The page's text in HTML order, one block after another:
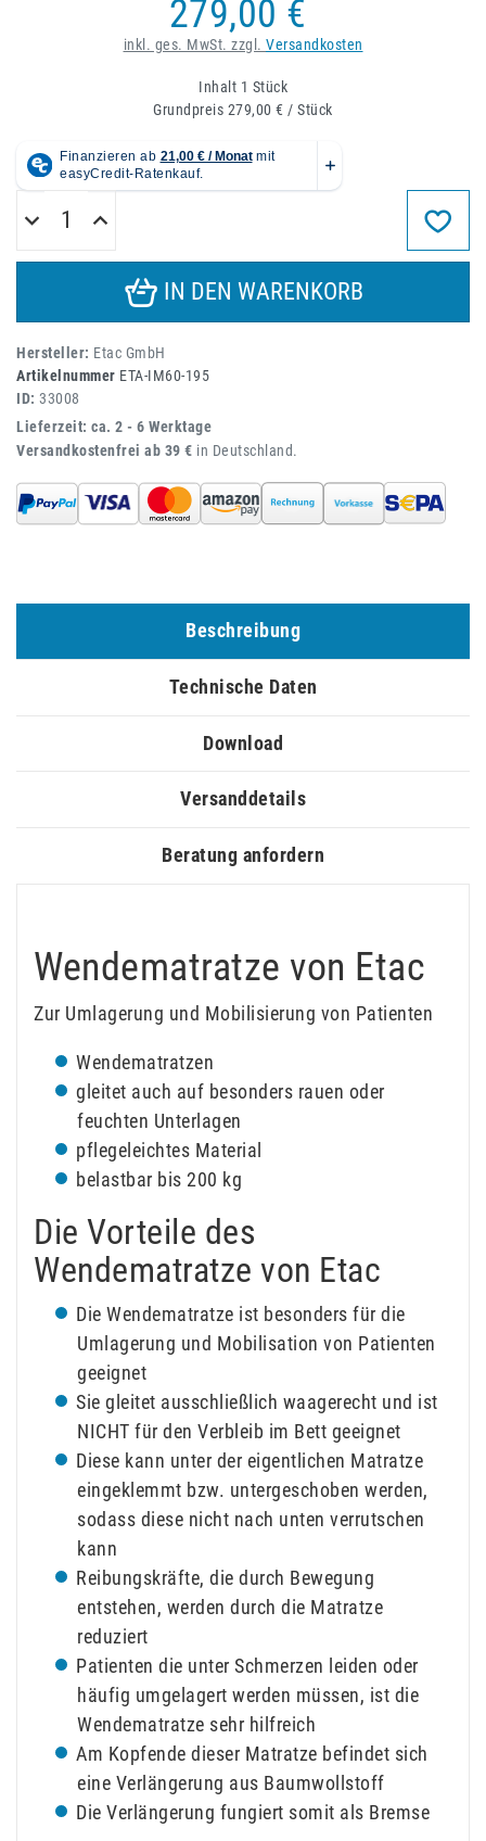
279,00 €
inkl. ges. MwSt. zzgl. Versandkosten
Inhalt 1 Stück
Grundpreis 279,00 € / Stück
IN DEN WARENKORB
Hersteller: Etac GmbH
Artikelnummer ETA-IM60-195
ID: 33008
Lieferzeit: ca. 2 - 6 Werktage
Versandkostenfrei ab 39 € in Deutschland.
Beschreibung
Technische Daten
Download
Versanddetails
Beratung anfordern
Wendematratze von Etac
Zur Umlagerung und Mobilisierung von Patienten
Wendematratzen
gleitet auch auf besonders rauen oder
feuchten Unterlagen
pflegeleichtes Material
belastbar bis 200 kg
Die Vorteile des
Wendematratze von Etac
Die Wendematratze ist besonders für die
Umlagerung und Mobilisation von Patienten
geeignet
Sie gleitet ausschließlich waagerecht und ist
NICHT für den Verbleib im Bett geeignet
Diese kann unter der eigentlichen Matratze
eingeklemmt bzw. untergeschoben werden,
sodass diese nicht nach unten verrutschen
kann
Reibungskräfte, die durch Bewegung
entstehen, werden durch die Matratze
reduziert
Patienten die unter Schmerzen leiden oder
häufig umgelagert werden müssen, ist die
Wendematratze sehr hilfreich
Am Kopfende dieser Matratze befindet sich
eine Verlängerung aus Baumwollstoff
Die Verlängerung fungiert somit als Bremse